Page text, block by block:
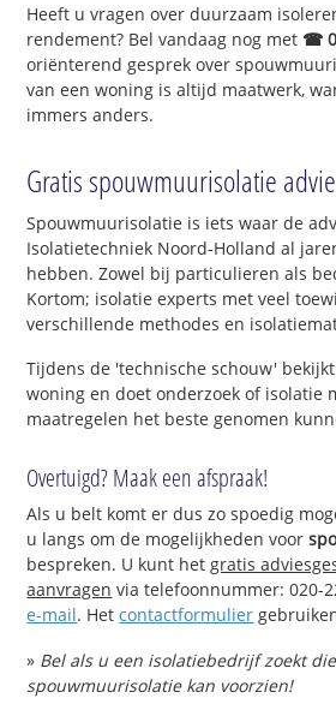
Heeft u vragen over duurzaam
rendement? Bel vandaag nog met ☎
oriënterend gesprek over
van een woning is altijd maatwerk,
immers anders.
Gratis spouwmuurisolatie
Spouwmuurisolatie is iets waar de
Isolatietechniek Noord-Holland al
hebben. Zowel bij particulieren als
Kortom; isolatie experts met veel
verschillende methodes en
Tijdens de 'technische schouw'
woning en doet onderzoek of isolatie
maatregelen het beste genomen
Overtuigd? Maak een afspraak!
Als u belt komt er dus zo spoedig
u langs om de mogelijkheden voor
bespreken. U kunt hetgratis
aanvragen via telefoonnummer: 020-
e-mail. Hetcontactformulier
» Bel als u een isolatiebedrijf zoekt
spouwmuurisolatie kan voorzien!